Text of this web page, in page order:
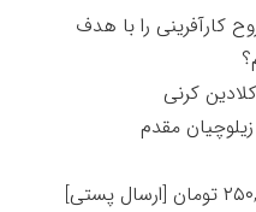
کارآفرینی را با هدف
کرنی
مقدم